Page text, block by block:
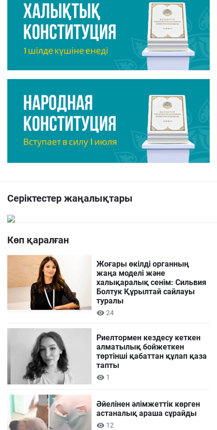
Серіктестер жаңалықтары
Көп қаралған
Жоғары өкілді органның
жаңа моделі және
халықаралық сенім: Сильвия
Болтук Құрылтай сайлауы
туралы
24
Риелтормен кездесу кеткен
алматылық бойжеткен
төртінші қабаттан құлап қаза
тапты
1
Әйелінен әлімжеттік көрген
астаналық араша сұрайды
12